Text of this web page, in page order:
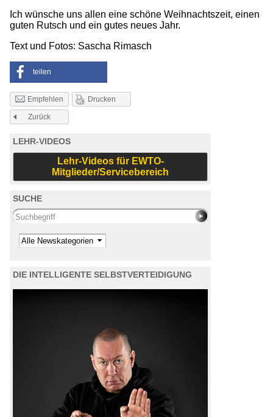
Ich wünsche uns allen eine schöne Weihnachtszeit, einen
guten Rutsch und ein gutes neues Jahr.
Text und Fotos: Sascha Rimasch
teilen
Empfehlen Drucken
Zurück
LEHR-VIDEOS
Lehr-Videos für EWTO-
Mitglieder/Servicebereich
SUCHE
Search this site
Kategorie
DIE INTELLIGENTE SELBSTVERTEIDIGUNG